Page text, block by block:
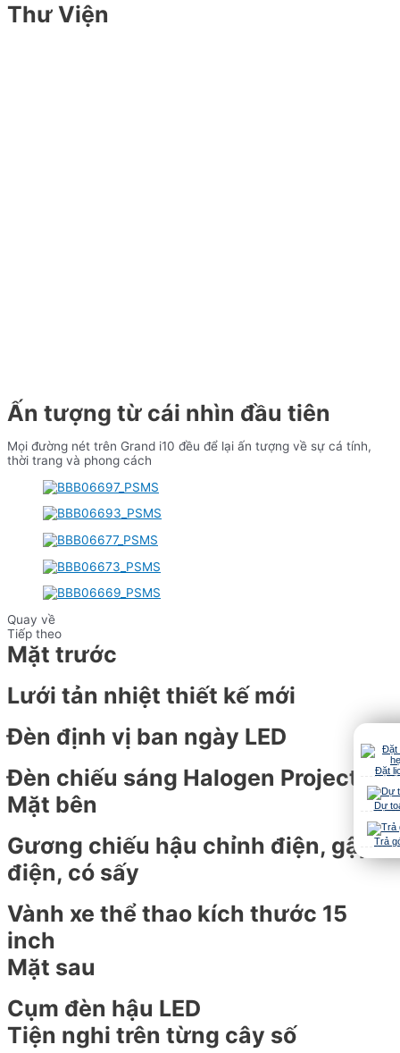
Thư Viện
Ấn tượng từ cái nhìn đầu tiên
Mọi đường nét trên Grand i10 đều để lại ấn tượng về sự cá tính,
thời trang và phong cách
Quay về
Tiếp theo
Mặt trước
Lưới tản nhiệt thiết kế mới
Đèn định vị ban ngày LED
Đèn chiếu sáng Halogen Projector
Mặt bên
Gương chiếu hậu chỉnh điện, gập
điện, có sấy
Vành xe thể thao kích thước 15
inch
Mặt sau
Cụm đèn hậu LED
Tiện nghi trên từng cây số
Đặt
Dự
Trả